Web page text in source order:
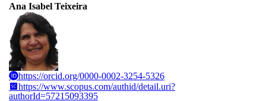
Ana Isabel Teixeira
https://orcid.org/0000-0002-3254-5326
https://www.scopus.com/authid/detail.uri?
authorId=57215093395